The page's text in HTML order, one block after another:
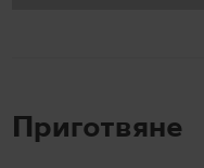
Приготвяне